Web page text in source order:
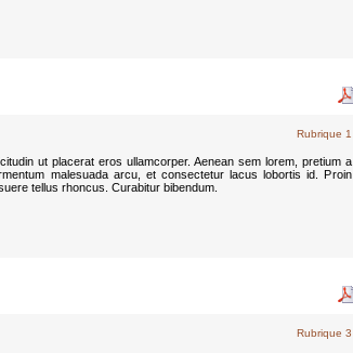
Rubrique 1
ut placerat eros ullamcorper. Aenean sem lorem, pretium a
malesuada arcu, et consectetur lacus lobortis id. Proin
tellus rhoncus. Curabitur bibendum.
Rubrique 3